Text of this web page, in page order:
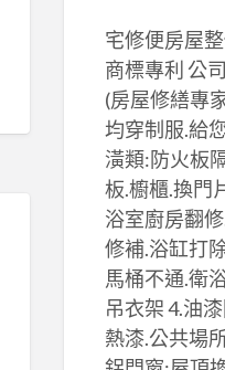
宅修便房屋
商標專利 公
(房屋修繕專
均穿制服.給
潢類:防火板
板.櫥櫃.換門
浴室廚房翻
修補.浴缸打
馬桶不通.衛
吊衣架 4.油
熱漆.公共場